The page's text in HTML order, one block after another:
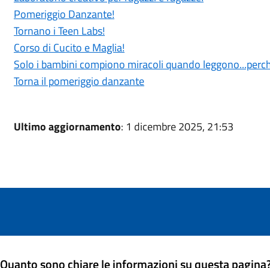
Pomeriggio Danzante!
Tornano i Teen Labs!
Corso di Cucito e Maglia!
Solo i bambini compiono miracoli quando
Torna il pomeriggio danzante
Ultimo aggiornamento: 1 dicembre 2025, 21:53
Quanto sono chiare le informazioni su questa